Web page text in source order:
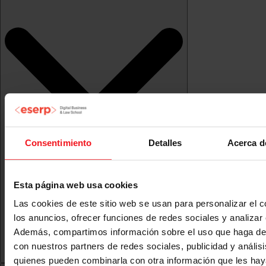
Consentimiento Detalles Acerca
Esta página web usa cookies
Las cookies de este sitio web se usan para personalizar el
los anuncios, ofrecer funciones de redes sociales y analizar
Además, compartimos información sobre el uso que haga
con nuestros partners de redes sociales, publicidad y
quienes pueden combinarla con otra información que les